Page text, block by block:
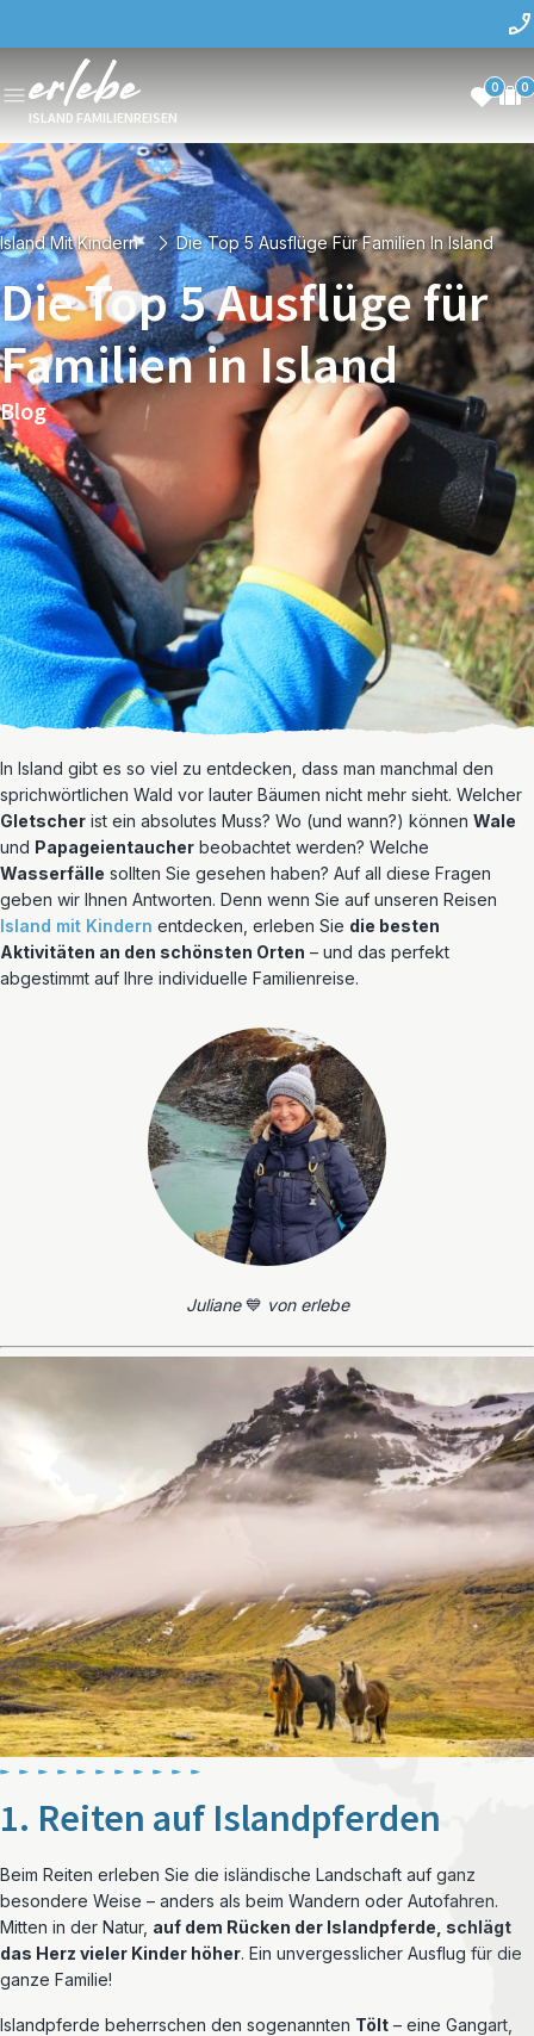
ISLAND FAMILIENREISEN
0 0
Island Mit Kindern Die Top 5 Ausflüge Für Familien In Island
Die Top 5 Ausflüge für
Familien in Island
Blog
In Island gibt es so viel zu entdecken, dass man manchmal den
sprichwörtlichen Wald vor lauter Bäumen nicht mehr sieht. Welcher
Gletscher ist ein absolutes Muss? Wo (und wann?) können Wale
und Papageientaucher beobachtet werden? Welche
Wasserfälle sollten Sie gesehen haben? Auf all diese Fragen
geben wir Ihnen Antworten. Denn wenn Sie auf unseren Reisen
Island mit Kindern entdecken, erleben Sie die besten
Aktivitäten an den schönsten Orten – und das perfekt
abgestimmt auf Ihre individuelle Familienreise.
Juliane💙 von erlebe
1. Reiten auf Islandpferden
Beim Reiten erleben Sie die isländische Landschaft auf ganz
besondere Weise – anders als beim Wandern oder Autofahren.
Mitten in der Natur, auf dem Rücken der Islandpferde, schlägt
das Herz vieler Kinder höher. Ein unvergesslicher Ausflug für die
ganze Familie!
Islandpferde beherrschen den sogenannten Tölt – eine Gangart,